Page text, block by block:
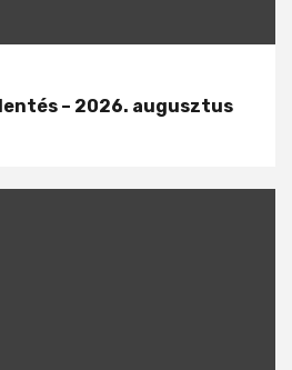
– 2026. augusztus